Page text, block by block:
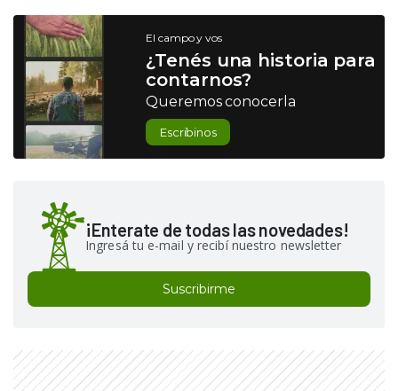
El campo y vos
¿Tenés una historia para
contarnos?
Queremos conocerla
Escribinos
¡Enterate de todas las novedades!
Ingresá tu e-mail y recibí nuestro newsletter
Suscribirme